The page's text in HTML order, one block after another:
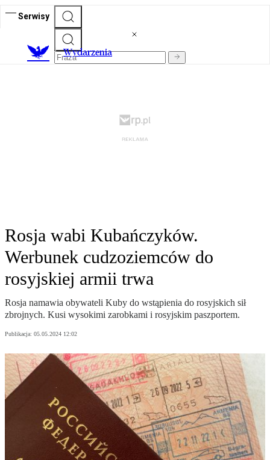
Serwisy
Wydarzenia
Rosja wabi Kubańczyków.
Werbunek cudzoziemców do
rosyjskiej armii trwa
Rosja namawia obywateli Kuby do wstąpienia do rosyjskich sił
zbrojnych. Kusi wysokimi zarobkami i rosyjskim paszportem.
Publikacja: 05.05.2024 12:02